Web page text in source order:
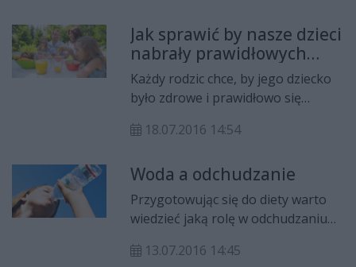
aktywność fizyczną. Sezonowe
warzywa oraz owoce, których w tym
czasie mamy pod dostatkiem,
ułatwiają dobór smacznego i
niskokalorycznego menu.
Jak sprawić by nasze dzieci
nabrały prawidłowych
nawyków żywieniowych?
Każdy rodzic chce, by jego dziecko
było zdrowe i prawidłowo się
sposoby na to, by zachęcić dzieci do
zamiast kolejnego posiłku typu fast
food albo niezdrowej przekąski
sięgnęły po marchewkę lub jabłko.
Prosimy i przekonujemy. Ale czy
pokazujemy? A przecież dzieci
18.07.2016 14:54
Woda a odchudzanie
Przygotowując się do diety warto
wiedzieć jaką rolę w odchudzaniu
chudnąć też musimy pić wodę? Czy
13.07.2016 14:45